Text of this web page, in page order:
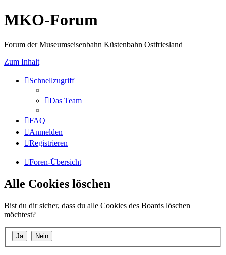
MKO-Forum
Forum der Museumseisenbahn Küstenbahn Ostfriesland
Zum Inhalt
Schnellzugriff
Das Team
FAQ
Anmelden
Registrieren
Foren-Übersicht
Alle Cookies löschen
Bist du dir sicher, dass du alle Cookies des Boards löschen
möchtest?